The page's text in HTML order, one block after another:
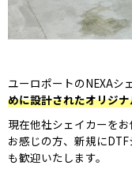
ユーロポートのNEXAシ
めに設計されたオリジ
現在他社シェイカーを
お感じの方、新規に
も歓迎いたします。